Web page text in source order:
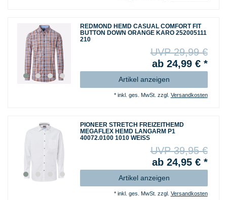
REDMOND HEMD CASUAL COMFORT FIT
BUTTON DOWN ORANGE KARO 252005111
210
UVP 29,99 €
ab 24,99 € *
Artikel anzeigen
* inkl. ges. MwSt. zzgl. Versandkosten
PIONEER STRETCH FREIZEITHEMD
MEGAFLEX HEMD LANGARM P1
40072.0100 1010 WEISS
UVP 39,95 €
ab 24,95 € *
Artikel anzeigen
* inkl. ges. MwSt. zzgl. Versandkosten